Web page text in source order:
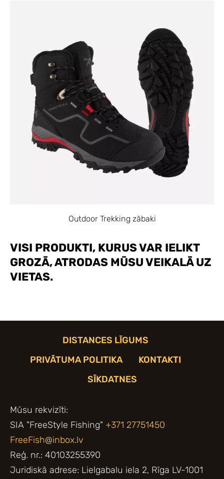
VISI PRODUKTI, KURUS VAR IELIKT
GROZĀ, ATRODAS MŪSU VEIKALĀ UZ
VIETAS.
Outdoor Trekking zābaki
DISTANCES LĪGUMS
PRIVĀTUMA POLITIKA
KONTAKTI
SĪKDATNES
Mūsu rekvizīti:
SIA "FreeStyle Fishing" +371 27751450
FreeFish@inbox.lv
Reģ. nr.: 40103255390
Juridiskā adrese: Lielgabalu iela 2, Rīga LV-1001